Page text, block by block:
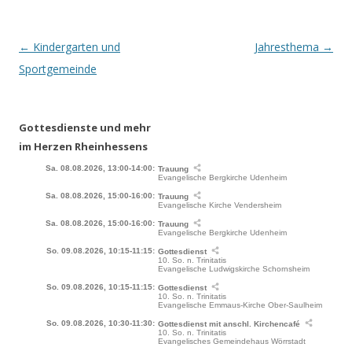
Beitrags-
Navigation
← Kindergarten und
Sportgemeinde
Jahresthema →
Gottesdienste und mehr
im Herzen Rheinhessens